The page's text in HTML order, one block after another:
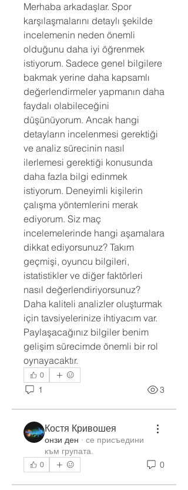
Merhaba arkadaşlar. Spor
karşılaşmalarını detaylı şekilde
incelemenin neden önemli
olduğunu daha iyi öğrenmek
istiyorum. Sadece genel bilgilere
bakmak yerine daha kapsamlı
değerlendirmeler yapmanın daha
faydalı olabileceğini
düşünüyorum. Ancak hangi
detayların incelenmesi gerektiği
ve analiz sürecinin nasıl
ilerlemesi gerektiği konusunda
daha fazla bilgi edinmek
istiyorum. Deneyimli kişilerin
çalışma yöntemlerini merak
ediyorum. Siz maç
incelemelerinde hangi aşamalara
dikkat ediyorsunuz? Takım
geçmişi, oyuncu bilgileri,
istatistikler ve diğer faktörleri
nasıl değerlendiriyorsunuz?
Daha kaliteli analizler oluşturmak
için tavsiyelerinize ihtiyacım var.
Paylaşacağınız bilgiler benim
gelişim sürecimde önemli bir rol
oynayacaktır.
0
1 3
Костя Кривошея
онзи ден · се присъедини
към групата.
0 0
Ако можете да транспортирате
куче или коте, и искате да стан
Прочетете повече